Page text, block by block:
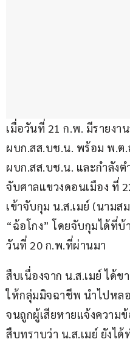
เมื่อวันที่ 21 ก.พ. มีรายง
ผบก.สส.บช.น. พร้อม พ.ต
ผบก.สส.บช.น. และกำลัง
จับศาลแขวงดอนเมือง ที่
เข้าจับกุม น.ส.เมย์ (นามส
“ฉ้อโกง” โดยจับกุมได้ที่
วันที่ 20 ก.พ.ที่ผ่านมา ​
สืบเนื่องจาก น.ส.เมย์ ได้
ให้กลุ่มมิจฉาชีพ นำไปหล
จนถูกผู้เสียหายแจ้งความ
สืบทราบว่า น.ส.เมย์ ยังไ